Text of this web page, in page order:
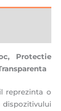
Protectie
reprezinta o